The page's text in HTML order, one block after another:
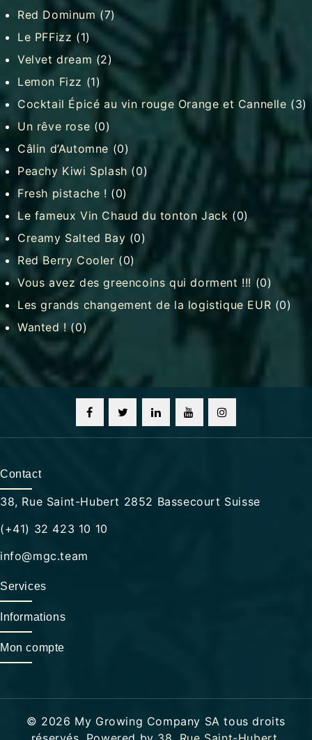
Red Dominum (7)
Le PFFizz (1)
Velvet dream (2)
Lemon Fizz (1)
Cocktail Épicé au vin rouge Orange et Cannelle (3)
Un rêve rose (0)
Câlin d’Automne (0)
Peachy Kiwi Splash (0)
Fresh pistache ! (0)
Le fameux Vin Chaud du tonton Jack (0)
Creamy Salted Bay (0)
Red Berry Cooler (0)
Vous avez des greencoins qui dorment !!! (0)
Les grands changement de la logistique EUR (0)
Wanted !(0)
Contact
38, Rue Saint-Hubert 2852 Bassecourt Suisse
(+41) 32 423 10 10
info@mgc.team
Services
Informations
Mon compte
© 2026 My Growing Company SA tous droits